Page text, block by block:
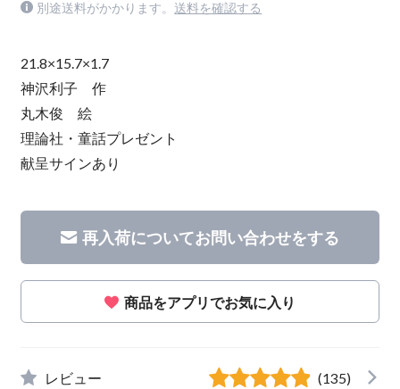
別途送料がかかります。 送料を確認する
21.8×15.7×1.7
神沢利子 作
丸木俊 絵
理論社・童話プレゼント
献呈サインあり
再入荷についてお問い合わせをする
商品をアプリでお気に入り
レビュー (135)